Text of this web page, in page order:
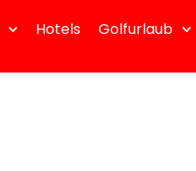
Hotels Golfurlaub